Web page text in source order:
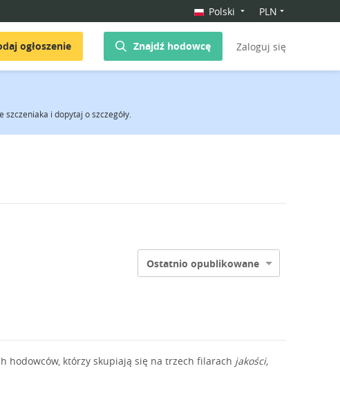
Polski PLN
ogłoszenie Znajdź hodowcę Zaloguj się
i dopytaj o szczegóły.
Ostatnio opublikowane
hodowców, którzy skupiają się na trzech filarach jakości,